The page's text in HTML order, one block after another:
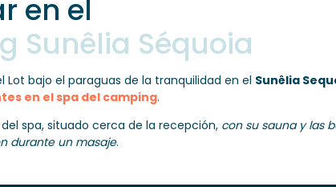
en el
Sunêlia Séquoia
Lot bajo el paraguas de la tranquilidad en el Sunêlia
en el spa del camping.
spa, situado cerca de la recepción, con su sauna y las
durante un masaje.